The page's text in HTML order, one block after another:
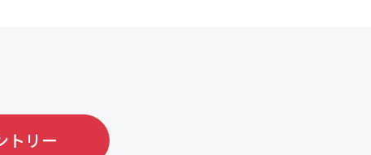
トリー